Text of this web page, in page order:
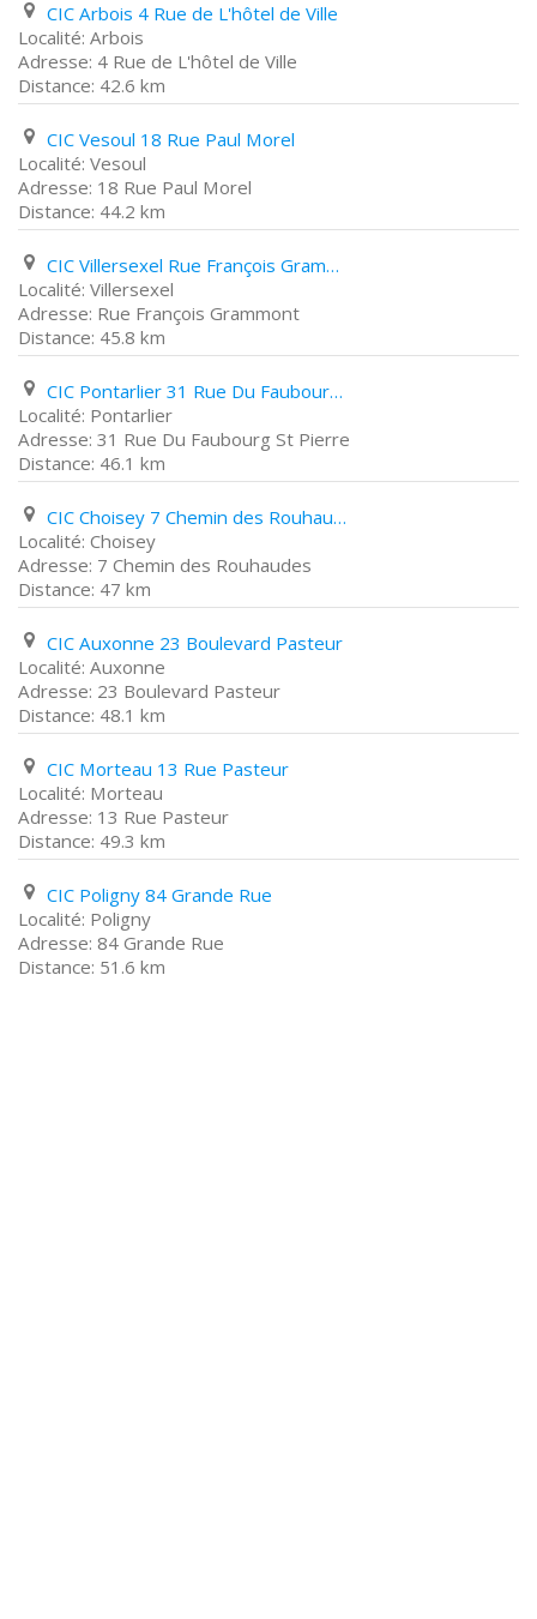
CIC Arbois 4 Rue de L'hôtel de Ville
Arbois
4 Rue de L'hôtel de Ville
42.6 km
CIC Vesoul 18 Rue Paul Morel
Vesoul
18 Rue Paul Morel
44.2 km
CIC Villersexel Rue François Grammont
Villersexel
Rue François Grammont
45.8 km
CIC Pontarlier 31 Rue Du Faubourg St Pierre
Pontarlier
31 Rue Du Faubourg St Pierre
46.1 km
CIC Choisey 7 Chemin des Rouhaudes
Choisey
7 Chemin des Rouhaudes
47 km
CIC Auxonne 23 Boulevard Pasteur
Auxonne
23 Boulevard Pasteur
48.1 km
CIC Morteau 13 Rue Pasteur
Morteau
13 Rue Pasteur
49.3 km
CIC Poligny 84 Grande Rue
Poligny
84 Grande Rue
51.6 km